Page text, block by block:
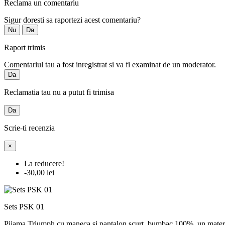
Reclama un comentariu
Sigur doresti sa raportezi acest comentariu?
Nu Da
Raport trimis
Comentariul tau a fost inregistrat si va fi examinat de un moderator.
Da
Reclamatia tau nu a putut fi trimisa
Da
Scrie-ti recenzia
×
La reducere!
-30,00 lei
Sets PSK 01